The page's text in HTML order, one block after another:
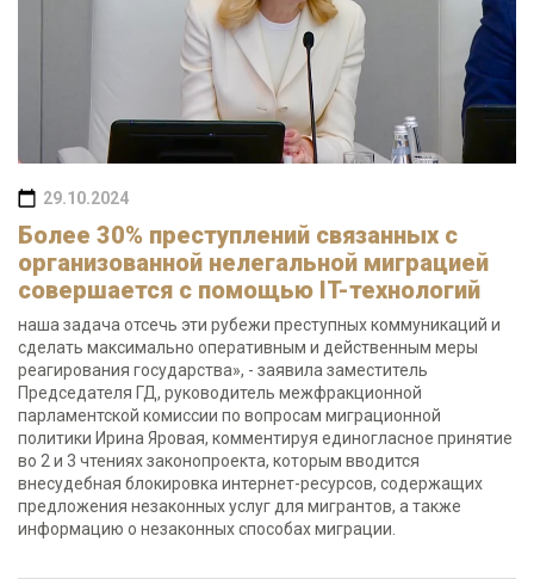
29.10.2024
Более 30% преступлений связанных с
организованной нелегальной миграцией
совершается с помощью IT-технологий
наша задача отсечь эти рубежи преступных коммуникаций и
сделать максимально оперативным и действенным меры
реагирования государства», - заявила заместитель
Председателя ГД, руководитель межфракционной
парламентской комиссии по вопросам миграционной
политики Ирина Яровая, комментируя единогласное принятие
во 2 и 3 чтениях законопроекта, которым вводится
внесудебная блокировка интернет-ресурсов, содержащих
предложения незаконных услуг для мигрантов, а также
информацию о незаконных способах миграции.